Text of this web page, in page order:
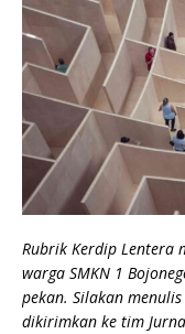
Rubrik Kerdip Lentera
warga SMKN 1
pekan. Silakan
dikirimkan ke tim